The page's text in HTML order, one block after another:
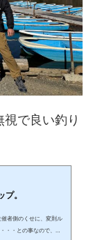
で良い釣り
。
者側のくせに、変則ル
・・との事なので、簡